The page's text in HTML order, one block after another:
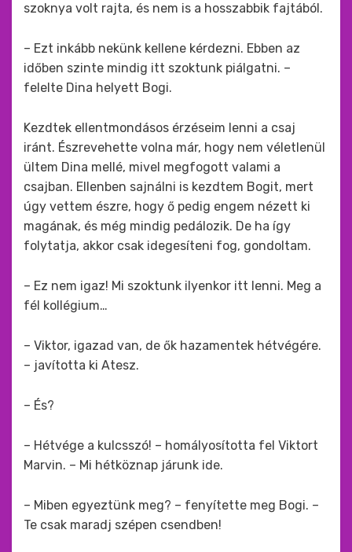
szoknya volt rajta, és nem is a hosszabbik fajtából.
– Ezt inkább nekünk kellene kérdezni. Ebben az
időben szinte mindig itt szoktunk piálgatni. –
felelte Dina helyett Bogi.
Kezdtek ellentmondásos érzéseim lenni a csaj
iránt. Észrevehette volna már, hogy nem véletlenül
ültem Dina mellé, mivel megfogott valami a
csajban. Ellenben sajnálni is kezdtem Bogit, mert
úgy vettem észre, hogy ő pedig engem nézett ki
magának, és még mindig pedálozik. De ha így
folytatja, akkor csak idegesíteni fog, gondoltam.
– Ez nem igaz! Mi szoktunk ilyenkor itt lenni. Meg a
fél kollégium…
– Viktor, igazad van, de ők hazamentek hétvégére.
– javította ki Atesz.
– És?
– Hétvége a kulcsszó! – homályosította fel Viktort
Marvin. – Mi hétköznap járunk ide.
– Miben egyeztünk meg? – fenyítette meg Bogi. –
Te csak maradj szépen csendben!